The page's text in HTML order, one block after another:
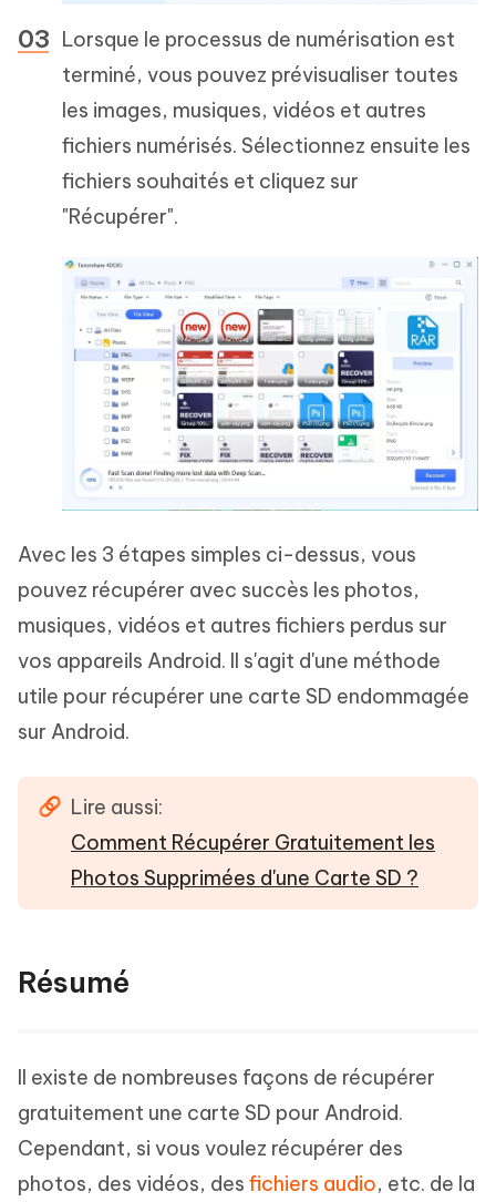
Lorsque le processus de numérisation est
terminé, vous pouvez prévisualiser toutes
les images, musiques, vidéos et autres
fichiers numérisés. Sélectionnez ensuite les
fichiers souhaités et cliquez sur
"Récupérer".
Avec les 3 étapes simples ci-dessus, vous
pouvez récupérer avec succès les photos,
musiques, vidéos et autres fichiers perdus sur
vos appareils Android. Il s'agit d'une méthode
utile pour récupérer une carte SD endommagée
sur Android.
Lire aussi:
Comment Récupérer Gratuitement les
Photos Supprimées d'une Carte SD ?
Résumé
Il existe de nombreuses façons de récupérer
gratuitement une carte SD pour Android.
Cependant, si vous voulez récupérer des
photos, des vidéos, des fichiers audio, etc. de la